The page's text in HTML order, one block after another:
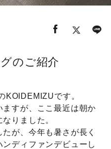
のご紹介
です。
すが、ここ最近は朝か
りました。
が、今年も暑さが長く
ディファンデビューし